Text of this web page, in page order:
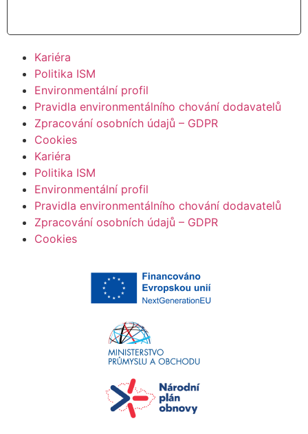
Kariéra
Politika ISM
Environmentální profil
Pravidla environmentálního chování dodavatelů
Zpracování osobních údajů – GDPR
Cookies
Kariéra
Politika ISM
Environmentální profil
Pravidla environmentálního chování dodavatelů
Zpracování osobních údajů – GDPR
Cookies